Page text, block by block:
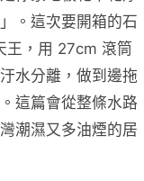
。這次要開箱的石
王，用 27cm 滾筒
水分離，做到邊拖
這篇會從整條水路
潮濕又多油煙的居